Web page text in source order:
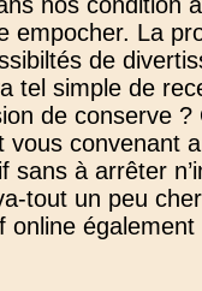
empocher. La
de
tel simple de
de conserve
vous convenant
sans à arrêter
tout un peu
online également